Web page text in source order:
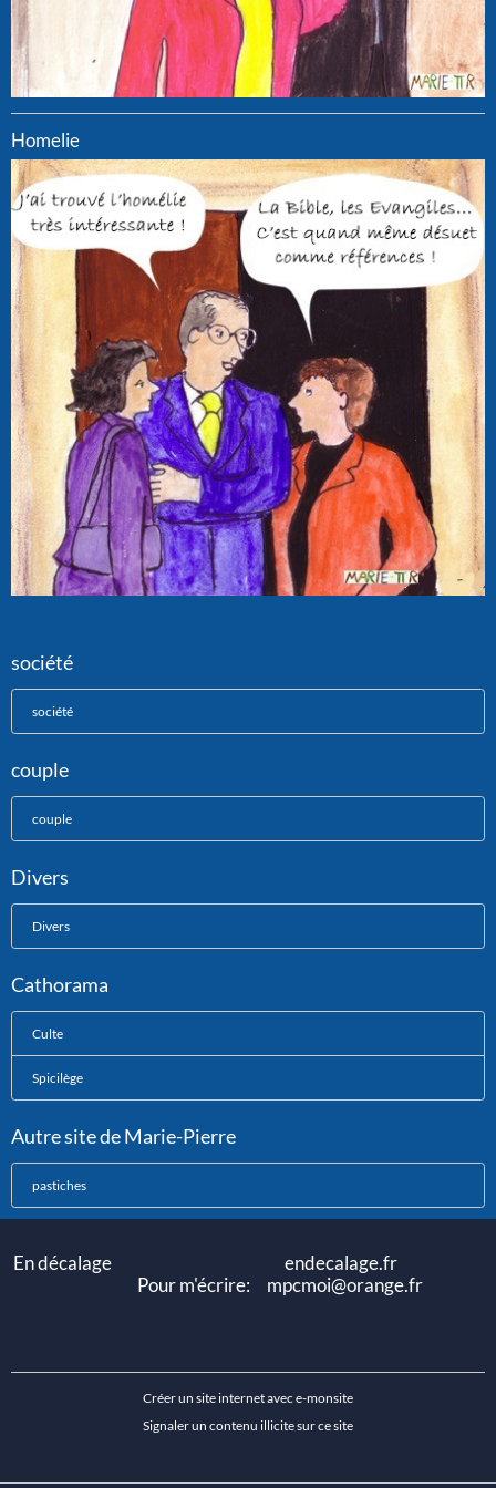
Homelie
société
société
couple
couple
Divers
Divers
Cathorama
Culte
Spicilège
Autre site de Marie-Pierre
pastiches
En décalage endecalage.fr
Pour m'écrire: mpcmoi@orange.fr
Créer un site internet avec e-monsite
Signaler un contenu illicite sur ce site